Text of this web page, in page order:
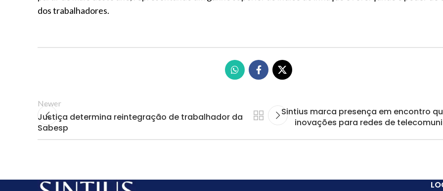
dos trabalhadores.
Newer
Justiça determina reintegração de trabalhador da
Sabesp
Sintius marca presença em encontro
inovações para redes de